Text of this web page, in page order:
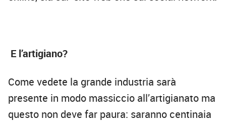
E l’artigiano?
Come vedete la grande industria sarà
presente in modo massiccio all’artigianato ma
questo non deve far paura: saranno centinaia